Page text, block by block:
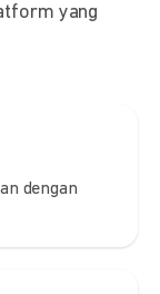
dengan
yang